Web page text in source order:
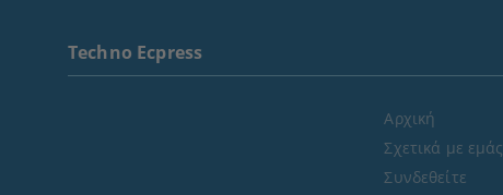
Techno Ecpress
Αρχική
Σχετικά με εμάς
Συνδεθείτε